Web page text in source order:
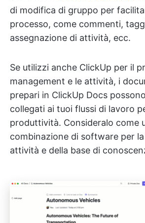
di modifica di gruppo per
processo, come commenti,
assegnazione di attività, ecc.
Se utilizzi anche ClickUp per il
management e le attività, i
prepari in ClickUp Docs
collegati ai tuoi flussi di lavoro
produttività. Consideralo come
combinazione di software per
attività e della base di